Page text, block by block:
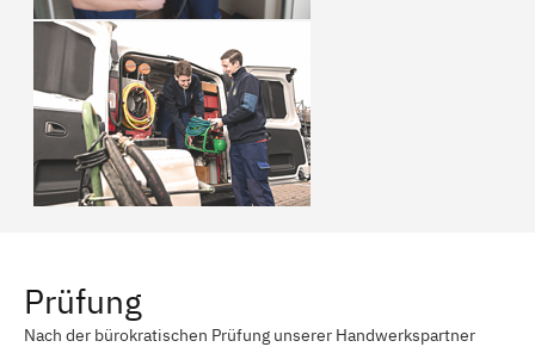
Steglitz
Köpenick
Kreuzberg
Gatow
Britz
Heiligensee Wittenau
Prüfung
Nach der bürokratischen Prüfung unserer Handwerkspartner